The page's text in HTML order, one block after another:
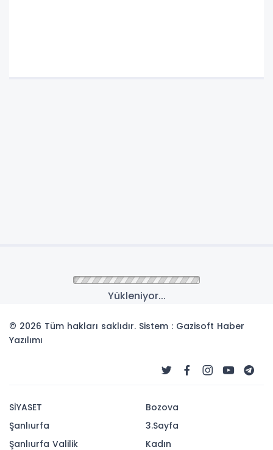
GÜNCEL
tahvil piyasalarında getiri
oranları dalgalanıyor
tahvil piyasalarında getiri oranlarının
dalgalandığını bildirdi.